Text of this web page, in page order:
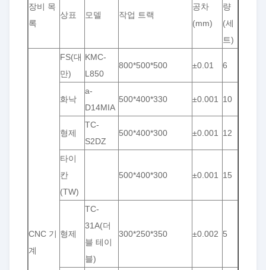
장비 목
록
상표 모델 작업 트랙
공차
(mm)
량
(세
트)
CNC 기
계
FS(대
만)
KMC-
L850
800*500*500 ±0.01 6
화낙
a-
D14MIA
500*400*330 ±0.001 10
형제
TC-
S2DZ
500*400*300 ±0.001 12
타이
칸
(TW)
500*400*300 ±0.001 15
형제
TC-
31A(더
블 테이
블)
300*250*350 ±0.002 5